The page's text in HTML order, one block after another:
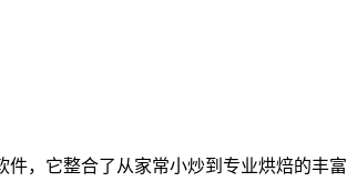
，它整合了从家常小炒到专业烘焙的